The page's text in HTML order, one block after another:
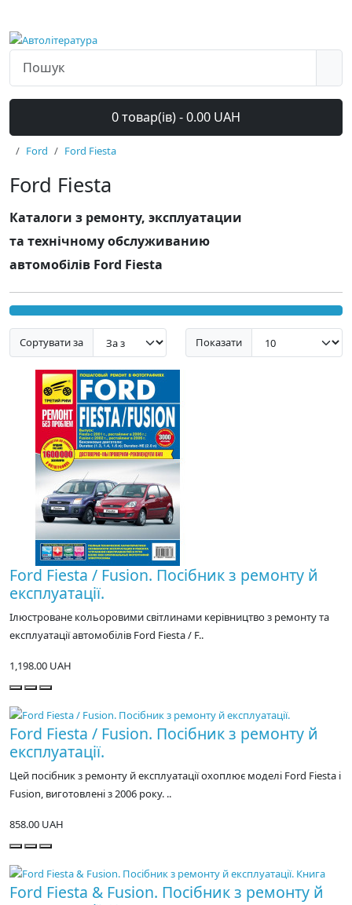
0 товар(ів) - 0.00 UAH
Ford Ford Fiesta
Ford Fiesta
Каталоги з ремонту, эксплуатации
та технічному обслуживанию
автомобілів Ford Fiesta
Сортувати за Показати
Ford Fiesta / Fusion. Посібник з ремонту й
експлуатації.
Ілюстроване кольоровими світлинами керівництво з ремонту та
експлуатації автомобілів Ford Fiesta / F..
1,198.00 UAH
Ford Fiesta / Fusion. Посібник з ремонту й
експлуатації.
Цей посібник з ремонту й експлуатації охоплює моделі Ford Fiesta і
Fusion, виготовлені з 2006 року. ..
858.00 UAH
Ford Fiesta & Fusion. Посібник з ремонту й